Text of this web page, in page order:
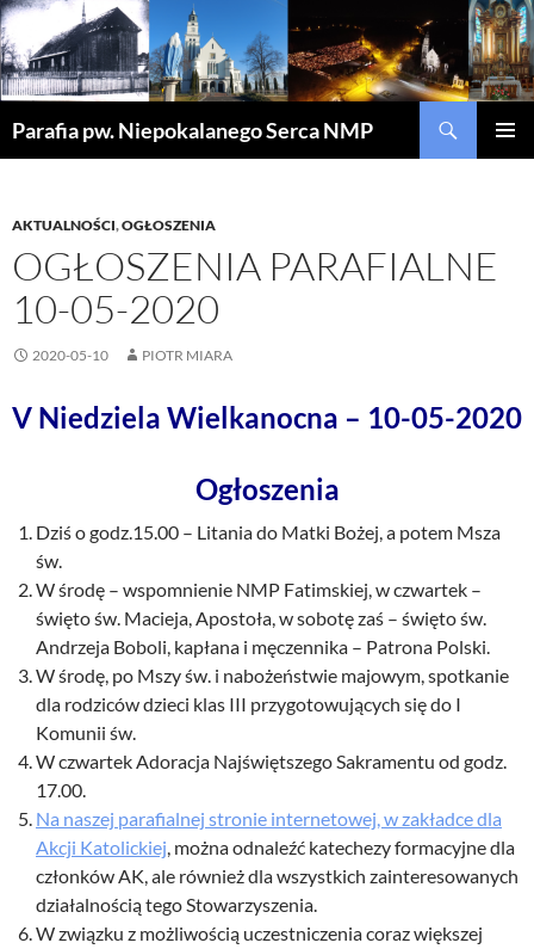
Parafia pw. Niepokalanego Serca NMP
AKTUALNOŚCI,OGŁOSZENIA
OGŁOSZENIA PARAFIALNE
10-05-2020
2020-05-10 PIOTR MIARA
V Niedziela Wielkanocna – 10-05-2020
Ogłoszenia
Dziś o godz.15.00 – Litania do Matki Bożej, a potem Msza
św.
W środę – wspomnienie NMP Fatimskiej, w czwartek –
święto św. Macieja, Apostoła, w sobotę zaś – święto św.
Andrzeja Boboli, kapłana i męczennika – Patrona Polski.
W środę, po Mszy św. i nabożeństwie majowym, spotkanie
dla rodziców dzieci klas III przygotowujących się do I
Komunii św.
W czwartek Adoracja Najświętszego Sakramentu od godz.
17.00.
Na naszej parafialnej stronie internetowej, w zakładce dla
Akcji Katolickiej, można odnaleźć katechezy formacyjne dla
członków AK, ale również dla wszystkich zainteresowanych
działalnością tego Stowarzyszenia.
W związku z możliwością uczestniczenia coraz większej